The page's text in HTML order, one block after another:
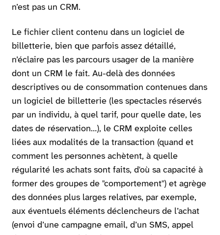
n’est pas un CRM.
Le fichier client contenu dans un logiciel de
billetterie, bien que parfois assez détaillé,
n’éclaire pas les parcours usager de la manière
dont un CRM le fait. Au-delà des données
descriptives ou de consommation contenues dans
un logiciel de billetterie (les spectacles réservés
par un individu, à quel tarif, pour quelle date, les
dates de réservation…), le CRM exploite celles
liées aux modalités de la transaction (quand et
comment les personnes achètent, à quelle
régularité les achats sont faits, d'où sa capacité à
former des groupes de "comportement") et agrège
des données plus larges relatives, par exemple,
aux éventuels éléments déclencheurs de l’achat
(envoi d’une campagne email, d’un SMS, appel